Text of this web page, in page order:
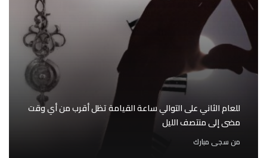
للعام الثاني على التوالي ساعة القيامة تظل أقرب من أي وقت
مضى إلى منتصف الليل
من سجى مبارك